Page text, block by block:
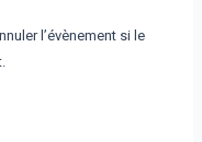
l’évènement si le